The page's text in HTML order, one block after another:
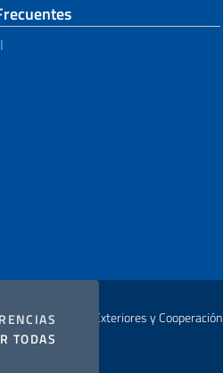
COOKIES
TODAS
de Relaciones Exteriores y Cooperación